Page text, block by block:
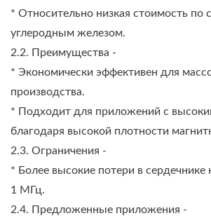
* Относительно низкая стоимость по
углеродным железом.
2.2. Преимущества -
* Экономически эффективен для
производства.
* Подходит для приложений с
благодаря высокой плотности
2.3. Ограничения -
* Более высокие потери в сердечнике
1 МГц.
2.4. Предложенные приложения -